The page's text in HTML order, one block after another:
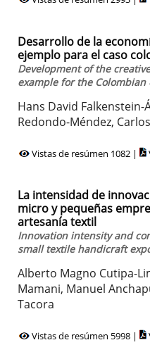
Desarrollo de la
ejemplo para el caso
Development of the
example for the Colombian
Hans David Falkenstein-
Redondo-Méndez,
Vistas de resúmen 1082 |
La intensidad de
micro y pequeñas
artesanía textil
Innovation intensity and
small textile handicraft
Alberto Magno Cutipa-
Mamani, Manuel
Tacora
Vistas de resúmen 5998 |